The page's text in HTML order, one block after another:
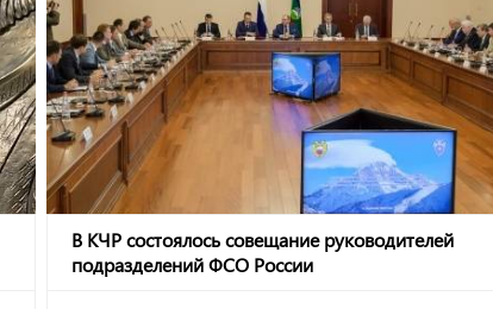
В КЧР состоялось совещание руководителей
подразделений ФСО России